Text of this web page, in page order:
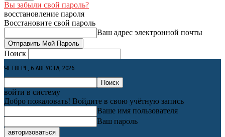
Вы забыли свой пароль?
восстановление пароля
Восстановите свой пароль
Ваш адрес электронной почты
Поиск
ЧЕТВЕРГ, 6 АВГУСТА, 2026
войти в систему
Добро пожаловать! Войдите в свою учётную запись
Ваше имя пользователя
Ваш пароль